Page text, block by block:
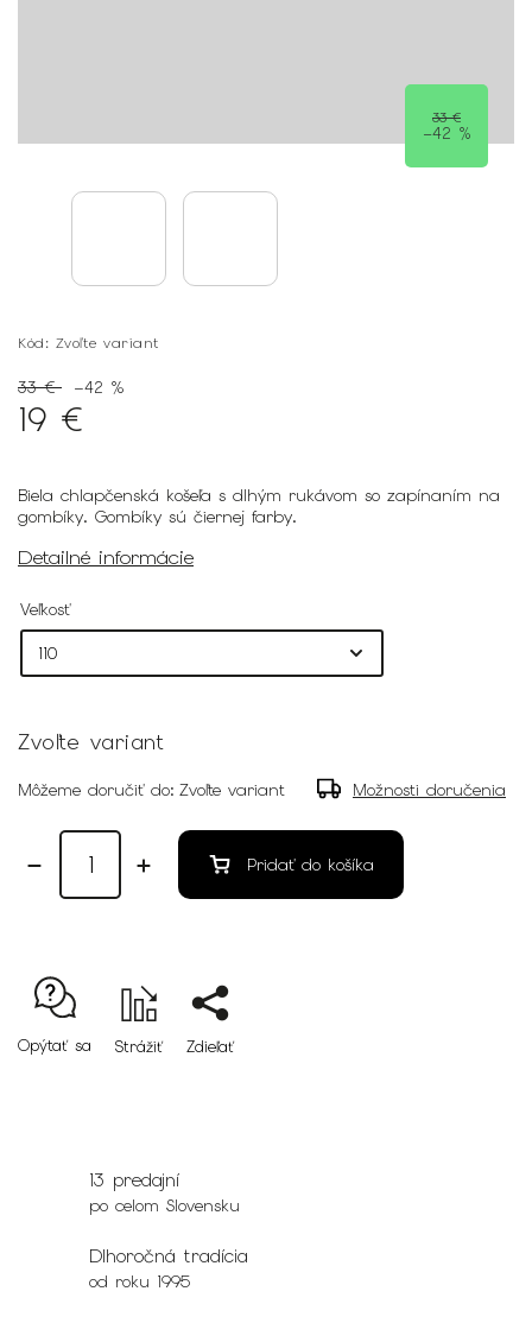
33 €
–42 %
Kód: Zvoľte variant
33 € –42 %
19 €
Biela chlapčenská košeľa s dlhým rukávom so zapínaním na
gombíky. Gombíky sú čiernej farby.
Detailné informácie
Veľkosť
Zvoľte variant
Môžeme doručiť do: Zvoľte variant Možnosti doručenia
Pridať do košíka
Opýtať sa Strážiť Zdieľať
13 predajní
po celom Slovensku
Dlhoročná tradícia
od roku 1995